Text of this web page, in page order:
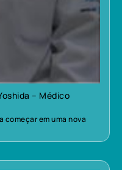
– Médico
começar em uma nova